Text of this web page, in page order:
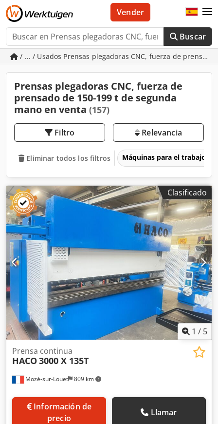
Buscar
Vender
/ ... / Usados Prensas plegadoras CNC, fuerza de
Prensas plegadoras CNC, fuerza de
prensado de 150-199 t de segunda
mano en venta (157)
Filtro Relevancia
Eliminar todos los filtros Máquinas para el trabajo
Clasificado
1 / 5
Mozé-sur-Louet 809 km
Prensa continua
HACO3000 X 135T
Información de
precio
Llamar